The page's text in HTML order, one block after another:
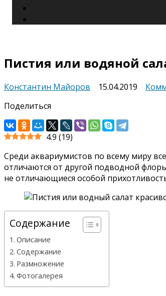
Пистия или водяной
Константин Майоров 15.04.2019
Поделиться
4.9 (19)
Среди аквариумистов по всему миру
отличаются от другой подводной
не отличающиеся особой
Содержание
Описание
Содержание
Размножение
Фотогалерея